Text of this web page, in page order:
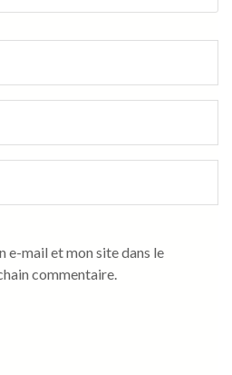
e-mail et mon site dans le
commentaire.